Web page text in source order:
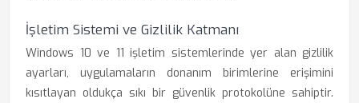
İşletim Sistemi ve Gizlilik Katmanı
Windows 10 ve 11 işletim sistemlerinde yer alan gizlilik
ayarları, uygulamaların donanım birimlerine erişimini
kısıtlayan oldukça sıkı bir güvenlik protokolüne sahiptir.